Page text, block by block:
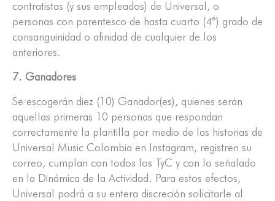
contratistas (y sus empleados) de Universal, o
personas con parentesco de hasta cuarto (4°) grado de
consanguinidad o afinidad de cualquier de los
anteriores.
7. Ganadores
Se escogerán diez (10) Ganador(es), quienes serán
aquellas primeras 10 personas que respondan
correctamente la plantilla por medio de las historias de
Universal Music Colombia en Instagram, registren su
correo, cumplan con todos los TyC y con lo señalado
en la Dinámica de la Actividad. Para estos efectos,
Universal podrá a su entera discreción solicitarle al